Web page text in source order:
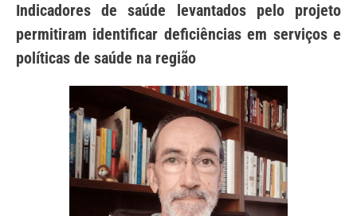
Indicadores de saúde levantados pelo projeto
permitiram identificar deficiências em serviços e
políticas de saúde na região